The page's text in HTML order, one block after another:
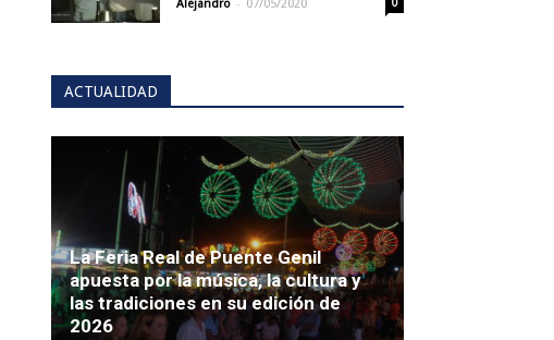
Alejandro 07/05/2020 0
ACTUALIDAD
La Feria Real de Puente Genil
apuesta por la música, la cultura y
las tradiciones en su edición de
2026